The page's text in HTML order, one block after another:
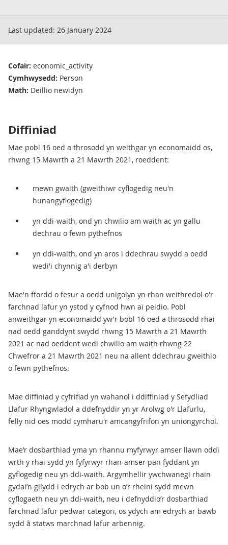
Last updated: 26 January 2024
Cofair: economic_activity
Cymhwysedd: Person
Math: Deillio newidyn
Diffiniad
Mae pobl 16 oed a throsodd yn weithgar yn economaidd os,
rhwng 15 Mawrth a 21 Mawrth 2021, roeddent:
mewn gwaith (gweithiwr cyflogedig neu'n
hunangyflogedig)
yn ddi-waith, ond yn chwilio am waith ac yn gallu
dechrau o fewn pythefnos
yn ddi-waith, ond yn aros i ddechrau swydd a oedd
wedi'i chynnig a'i derbyn
Mae'n ffordd o fesur a oedd unigolyn yn rhan weithredol o'r
farchnad lafur yn ystod y cyfnod hwn ai peidio. Pobl
anweithgar yn economaidd yw'r bobl 16 oed a throsodd rhai
nad oedd ganddynt swydd rhwng 15 Mawrth a 21 Mawrth
2021 ac nad oeddent wedi chwilio am waith rhwng 22
Chwefror a 21 Mawrth 2021 neu na allent ddechrau gweithio
o fewn pythefnos.
Mae diffiniad y cyfrifiad yn wahanol i ddiffiniad y Sefydliad
Llafur Rhyngwladol a ddefnyddir yn yr Arolwg o'r Llafurlu,
felly nid oes modd cymharu'r amcangyfrifon yn uniongyrchol.
Mae’r dosbarthiad yma yn rhannu myfyrwyr amser llawn oddi
wrth y rhai sydd yn fyfyrwyr rhan-amser pan fyddant yn
gyflogedig neu yn ddi-waith. Argymhellir ywchwanegi rhain
gydai’n gilydd i edrych ar bob un o’r rheini sydd mewn
cyflogaeth neu yn ddi-waith, neu i defnyddio’r dosbarthiad
farchnad lafur pedwar categori, os ydych am edrych ar bawb
sydd â statws marchnad lafur arbennig.